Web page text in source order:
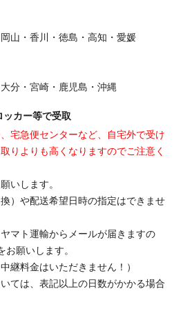
山・香川・徳島・高知・愛媛
分・宮崎・鹿児島・沖縄
ッカー等で受取
宅急便センターなど、自宅外で受け
りよりも高くなりますのでご注意く
いします。
）や配送希望日時の指定はできませ
マト運輸からメールが届きますの
願いします。
継料金はいただきません！）
ては、表記以上の日数がかかる場合